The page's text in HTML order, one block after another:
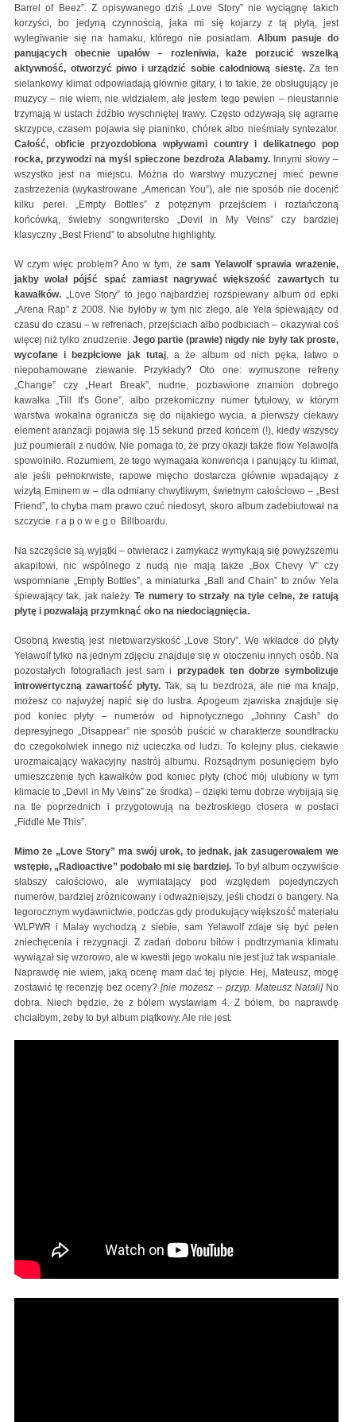
Barrel of Beez”. Z opisywanego dziś „Love Story” nie wyciągnę takich
korzyści, bo jedyną czynnością, jaka mi się kojarzy z tą płytą, jest
wylegiwanie się na hamaku, którego nie posiadam. Album pasuje do
panujących obecnie upałów – rozleniwia, każe porzucić wszelką
aktywność, otworzyć piwo i urządzić sobie całodniową siestę.Za ten
sielankowy klimat odpowiadają głównie gitary, i to takie, że obsługujący je
muzycy – nie wiem, nie widziałem, ale jestem tego pewien – nieustannie
trzymają w ustach źdźbło wyschniętej trawy. Często odzywają się agrarne
skrzypce, czasem pojawia się pianinko, chórek albo nieśmiały syntezator.
Całość, obficie przyozdobiona wpływami country i delikatnego pop
rocka, przywodzi na myśl spieczone bezdroża Alabamy.Innymi słowy –
wszystko jest na miejscu. Można do warstwy muzycznej mieć pewne
zastrzeżenia (wykastrowane „American You”), ale nie sposób nie docenić
kilku pereł. „Empty Bottles” z potężnym przejściem i roztańczoną
końcówką, świetny songwritersko „Devil in My Veins” czy bardziej
klasyczny „Best Friend” to absolutne highlighty.
W czym więc problem? Ano w tym, że sam Yelawolf sprawia wrażenie,
jakby wolał pójść spać zamiast nagrywać większość zawartych tu
kawałków. „Love Story” to jego najbardziej rozśpiewany album od epki
„Arena Rap” z 2008. Nie byłoby w tym nic złego, ale Yela śpiewający od
czasu do czasu – w refrenach, przejściach albo podbiciach – okazywał coś
więcej niż tylko znudzenie. Jego partie (prawie) nigdy nie były tak proste,
wycofane i bezpłciowe jak tutaj, a że album od nich pęka, łatwo o
niepohamowane ziewanie. Przykłady? Oto one: wymuszone refreny
„Change” czy „Heart Break”, nudne, pozbawione znamion dobrego
kawałka „Till It's Gone”, albo przekomiczny numer tytułowy, w którym
warstwa wokalna ogranicza się do nijakiego wycia, a pierwszy ciekawy
element aranżacji pojawia się 15 sekund przed końcem (!), kiedy wszyscy
już poumierali z nudów. Nie pomaga to, że przy okazji także flow Yelawolfa
spowolniło. Rozumiem, że tego wymagała konwencja i panujący tu klimat,
ale jeśli pełnokrwiste, rapowe mięcho dostarcza głównie wpadający z
wizytą Eminem w – dla odmiany chwytliwym, świetnym całościowo – „Best
Friend”, to chyba mam prawo czuć niedosyt, skoro album zadebiutował na
szczycie r a p o w e g o Billboardu.
Na szczęście są wyjątki – otwieracz i zamykacz wymykają się powyższemu
akapitowi, nic wspólnego z nudą nie mają także „Box Chevy V” czy
wspomniane „Empty Bottles”, a miniaturka „Ball and Chain” to znów Yela
śpiewający tak, jak należy.Te numery to strzały na tyle celne, że ratują
płytę i pozwalają przymknąć oko na niedociągnięcia.
Osobną kwestią jest nietowarzyskość „Love Story”. We wkładce do płyty
Yelawolf tylko na jednym zdjęciu znajduje się w otoczeniu innych osób. Na
pozostałych fotografiach jest sam i przypadek ten dobrze symbolizuje
introwertyczną zawartość płyty. Tak, są tu bezdroża, ale nie ma knajp,
możesz co najwyżej napić się do lustra. Apogeum zjawiska znajduje się
pod koniec płyty – numerów od hipnotycznego „Johnny Cash” do
depresyjnego „Disappear” nie sposób puścić w charakterze soundtracku
do czegokolwiek innego niż ucieczka od ludzi. To kolejny plus, ciekawie
urozmaicający wakacyjny nastrój albumu. Rozsądnym posunięciem było
umieszczenie tych kawałków pod koniec płyty (choć mój ulubiony w tym
klimacie to „Devil in My Veins” ze środka) – dzięki temu dobrze wybijają się
na tle poprzednich i przygotowują na beztroskiego closera w postaci
„Fiddle Me This”.
Mimo że „Love Story” ma swój urok, to jednak, jak zasugerowałem we
wstępie, „Radioactive” podobało mi się bardziej. To był album oczywiście
słabszy całościowo, ale wymiatający pod względem pojedynczych
numerów, bardziej zróżnicowany i odważniejszy, jeśli chodzi o bangery. Na
tegorocznym wydawnictwie, podczas gdy produkujący większość materiału
WLPWR i Malay wychodzą z siebie, sam Yelawolf zdaje się być pełen
zniechęcenia i rezygnacji. Z zadań doboru bitów i podtrzymania klimatu
wywiązał się wzorowo, ale w kwestii jego wokalu nie jest już tak wspaniale.
Naprawdę nie wiem, jaką ocenę mam dać tej płycie. Hej, Mateusz, mogę
zostawić tę recenzję bez oceny?[nie możesz – przyp. Mateusz Natali]No
dobra. Niech będzie, że z bólem wystawiam 4. Z bólem, bo naprawdę
chciałbym, żeby to był album piątkowy. Ale nie jest.